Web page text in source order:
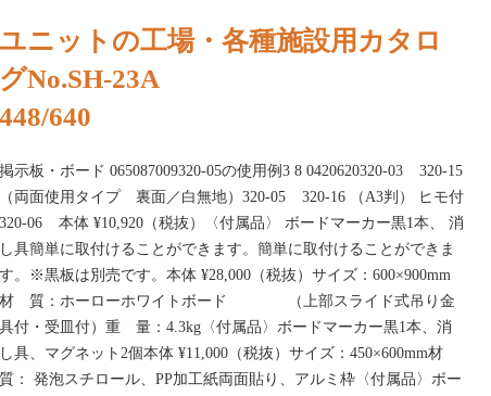
ユニットの工場・各種施設用カタロ
グNo.SH-23A
448/640
掲示板・ボード 065087009320-05の使用例3 8 0420620320-03 320-15
（両面使用タイプ 裏面／白無地）320-05 320-16 （A3判） ヒモ付
320-06 本体 ¥10,920（税抜）〈付属品〉 ボードマーカー黒1本、 消
し具簡単に取付けることができます。簡単に取付けることができま
す。※黒板は別売です。本体 ¥28,000（税抜）サイズ：600×900mm
材 質：ホーローホワイトボード （上部スライド式吊り金
具付・受皿付）重 量：4.3kg〈付属品〉ボードマーカー黒1本、消
し具、マグネット2個本体 ¥11,000（税抜）サイズ：450×600mm材
質： 発泡スチロール、PP加工紙両面貼り、アルミ枠〈付属品〉ボー